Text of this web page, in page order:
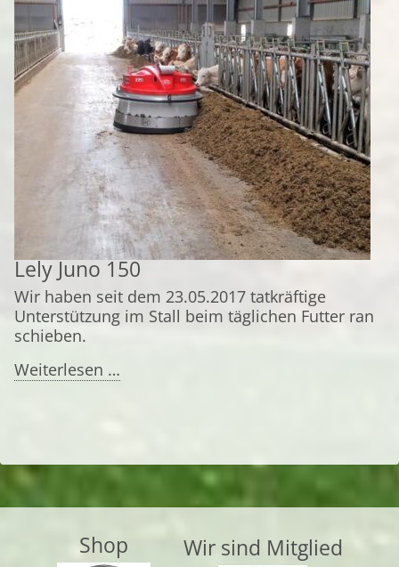
Lely Juno 150
Wir haben seit dem 23.05.2017 tatkräftige
Unterstützung im Stall beim täglichen Futter ran
schieben.
Weiterlesen …
Juno
Shop Wir sind Mitglied